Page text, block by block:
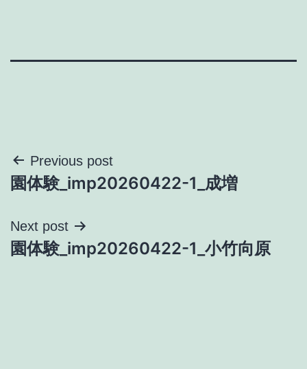
投
稿
ナ
ビ
Previous post
園体験_imp20260422-1_成増
Next post
園体験_imp20260422-1_小竹向原